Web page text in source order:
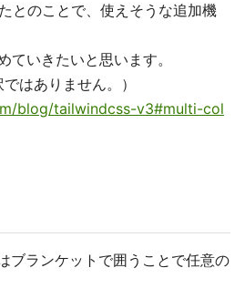
とのことで、使えそうな追加機
ていきたいと思います。
はありません。）
blog/tailwindcss-v3#multi-col
ブランケットで囲うことで任意の